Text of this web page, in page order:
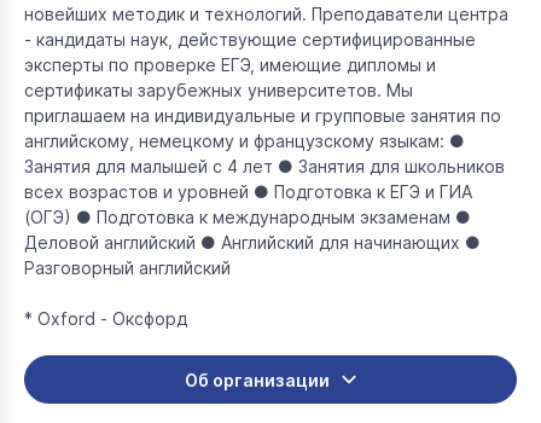
новейших методик и технологий. Преподаватели центра
- кандидаты наук, действующие сертифицированные
эксперты по проверке ЕГЭ, имеющие дипломы и
сертификаты зарубежных университетов. Мы
приглашаем на индивидуальные и групповые занятия по
английскому, немецкому и французскому языкам: ●
Занятия для малышей с 4 лет ● Занятия для школьников
всех возрастов и уровней ● Подготовка к ЕГЭ и ГИА
(ОГЭ) ● Подготовка к международным экзаменам ●
Деловой английский ● Английский для начинающих ●
Разговорный английский
* Оxford - Оксфорд
Об организации